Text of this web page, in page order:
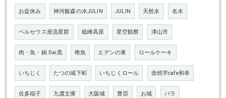
お盆休み 神河飯森の水JULIN JULIN 天然水 名水
ペルセウス座流星群 砥峰高原 星空観察 津山市
肉・魚・鍋 Dai黒 稚魚 エデンの東 ロールケーキ
いちじく たつの城下町 いちじくロール 壺焼芋cafe和幸
佐多稲子 九濃文庫 大阪城 豊臣 お城 バラ